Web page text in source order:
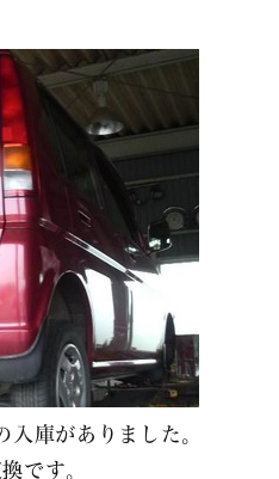
庫がありました。
です。